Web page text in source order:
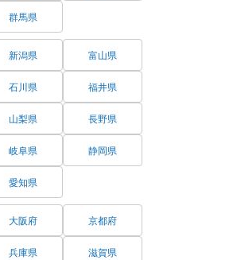
群馬県
新潟県 富山県
石川県 福井県
山梨県 長野県
岐阜県 静岡県
愛知県
大阪府 京都府
兵庫県 滋賀県